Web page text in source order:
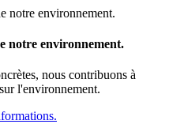
notre environnement.
nous contribuons à
l'environnement.